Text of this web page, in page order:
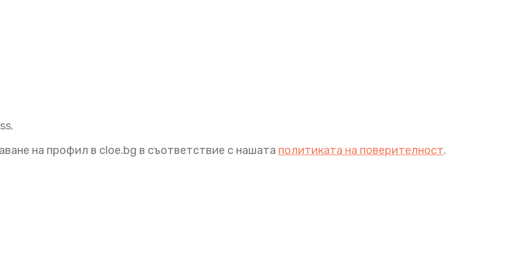
на профил в cloe.bg в съответствие с нашата политиката на поверителност.